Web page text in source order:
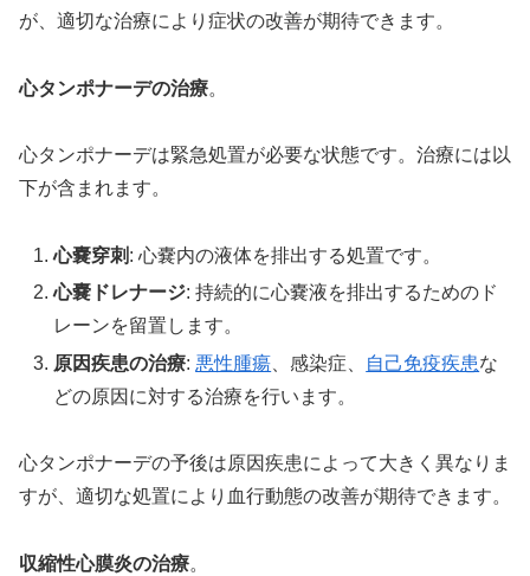
が、適切な治療により症状の改善が期待できます。
心タンポナーデの治療。
心タンポナーデは緊急処置が必要な状態です。治療には以
下が含まれます。
心嚢穿刺 : 心嚢内の液体を排出する処置です。
心嚢ドレナージ: 持続的に心嚢液を排出するためのド
レーンを留置します。
原因疾患の治療: 悪性腫瘍 、感染症、 自己免疫疾患な
どの原因に対する治療を行います。
心タンポナーデの予後は原因疾患によって大きく異なりま
すが、適切な処置により血行動態の改善が期待できます。
収縮性心膜炎の治療。